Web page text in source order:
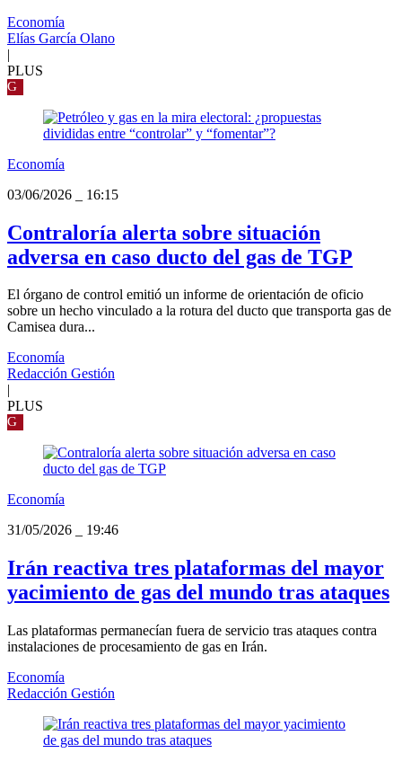
Economía
Elías García Olano
|
PLUS
G
Economía
03/06/2026
16:15
Contraloría alerta sobre situación
adversa en caso ducto del gas de TGP
El órgano de control emitió un informe de orientación de oficio
sobre un hecho vinculado a la rotura del ducto que transporta gas de
Camisea dura...
Economía
Redacción Gestión
|
PLUS
G
Economía
31/05/2026
19:46
Irán reactiva tres plataformas del mayor
yacimiento de gas del mundo tras ataques
Las plataformas permanecían fuera de servicio tras ataques contra
instalaciones de procesamiento de gas en Irán.
Economía
Redacción Gestión